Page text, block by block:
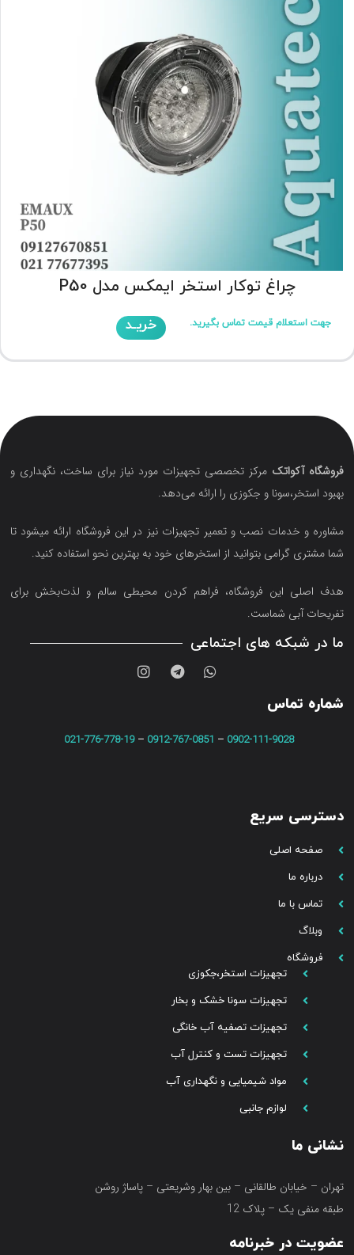
چراغ توکار استخر ایمکس مدل P50
جهت استعلام قیمت تماس بگیرید. خریـد
فروشگاه آکواتک مرکز تخصصی تجهیزات مورد نیاز برای ساخت، نگهداری و
بهبود استخر،سونا و جکوزی را ارائه می‌دهد.
مشاوره و خدمات نصب و تعمیر تجهیزات نیز در این فروشگاه ارائه میشود تا
شما مشتری گرامی بتوانید از استخرهای خود به بهترین نحو استفاده کنید.
هدف اصلی این فروشگاه‌، فراهم کردن محیطی سالم و لذت‌بخش برای
تفریحات آبی شماست.
ما در شبکه های اجتماعی
شماره تماس
0902-111-9028
–
0912-767-0851
–
021-776-778-19
دسترسی سریع
صفحه اصلی
درباره ما
تماس با ما
وبلاگ
فروشگاه
تجهیزات استخر،جکوزی
تجهیزات سونا خشک و بخار
تجهیزات تصفیه آب خانگی
تجهیزات تست و کنترل آب
مواد شیمیایی و نگهداری آب
لوازم جانبی
نشانی ما
تهران – خیابان طالقانی – بین بهار وشریعتی – پاساژ روشن
طبقه منفی یک – پلاک 12
عضویت در خبرنامه